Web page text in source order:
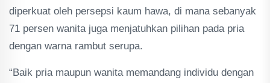
diperkuat oleh persepsi kaum hawa, di mana sebanyak
71 persen wanita juga menjatuhkan pilihan pada pria
dengan warna rambut serupa.
“Baik pria maupun wanita memandang individu dengan